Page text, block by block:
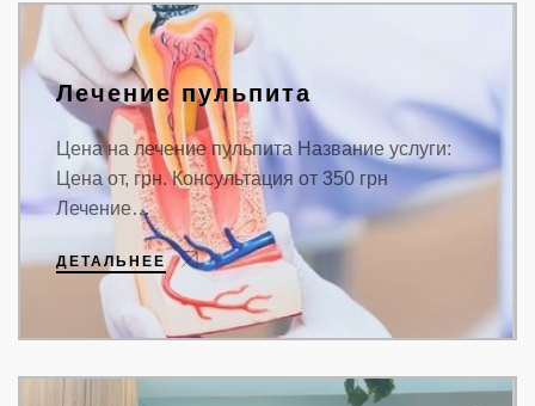
Лечение пульпита
Цена на лечение пульпита Название услуги:
Цена от, грн. Консультация от 350 грн
Лечение…
ДЕТАЛЬНЕЕ